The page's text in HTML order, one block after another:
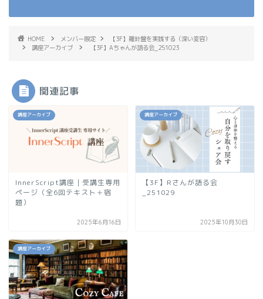
HOME メンバー限定
【3F】羅針盤を実践する（深い変容）
講座アーカイブ
【3F】Aちゃんが語る会_251023
関連記事
講座アーカイブ
InnerScript講座｜受講生専用
ページ（全6回テキスト＋宿
題）
2025年6月16日
講座アーカイブ
【3F】Rさんが語る会
_251029
2025年10月30日
講座アーカイブ